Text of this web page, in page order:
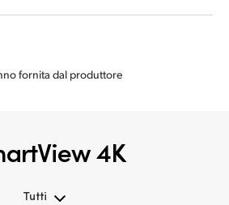
fornita dal produttore
4K
Tutti